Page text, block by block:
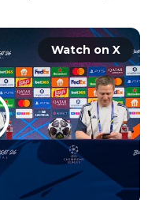
Watch on X